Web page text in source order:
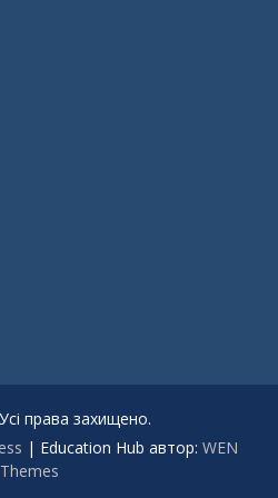
права захищено.
| Education Hub автор: WEN
Themes